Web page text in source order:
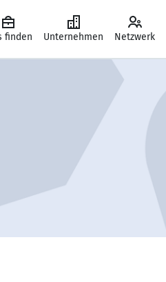
finden Unternehmen Netzwerk